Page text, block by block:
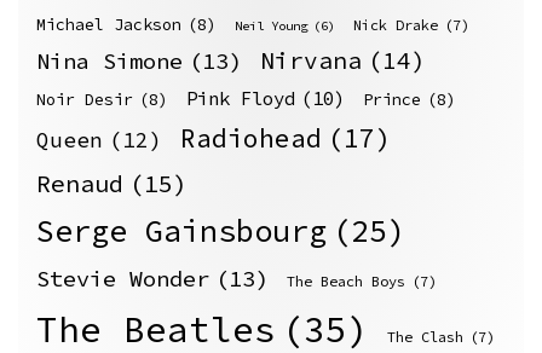
Michael Jackson (8) Neil Young (6) Nick Drake (7)
Nina Simone (13) Nirvana (14)
Noir Desir (8) Pink Floyd (10) Prince (8)
Queen (12) Radiohead (17)
Renaud (15)
Serge Gainsbourg (25)
Stevie Wonder (13) The Beach Boys (7)
The Beatles (35) The Clash (7)